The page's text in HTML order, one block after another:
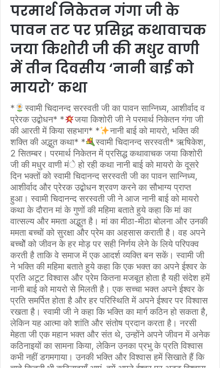
परमार्थ निकेतन गंगा जी के
पावन तट पर प्रसिद्ध कथावाचक
जया किशोरी जी की मधुर वाणी
में तीन दिवसीय ‘नानी बाई को
मायरो’ कथा
*
स्वामी चिदानन्द सरस्वती जी का पावन सान्निध्य, आशीर्वाद व
प्रेरक उद्बोधन* *
जया किशोरी जी ने परमार्थ निकेतन गंगा जी
की आरती में किया सहभाग* *
नानी बाई को मायरो, भक्ति की
शक्ति की अद्भुत कथा* *
स्वामी चिदानन्द सरस्वती* ऋषिकेश,
2 सितम्बर। परमार्थ निकेतन में प्रसिद्ध कथावाचक जया किशोरी
जी की मधुर वाणी मंे हो रही कथा नानी बाई को मायरो के दूसरे
दिन भक्तों को स्वामी चिदानन्द सरस्वती जी का पावन सान्निध्य,
आशीर्वाद और प्रेरक उद्बोधन श्रवण करने का सौभाग्य प्राप्त
हुआ। स्वामी चिदानन्द सरस्वती जी ने आज नानी बाई को मायरो
कथा के दौरान मां के गुणों की महिमा बताते हुये कहा कि मां का
वात्सल्य और ममता अद्भुत है। मां का मीठा-मीठा बोलना और उनकी
ममता बच्चों को सुरक्षा और प्रेम का अहसास कराती है। वह अपने
बच्चोेेेेें को जीवन के हर मोड़ पर सही निर्णय लेने के लिये परिपक्व
करती है ताकि वे समाज में एक आदर्श व्यक्ति बन सकें। स्वामी जी
ने भक्ति की महिमा बताते हुये कहा कि एक भक्त का अपने ईश्वर के
प्रति अटूट विश्वास और प्रेम कितना मजबूत होता है यही संदेश हमें
नानी बाई को मायरो से मिलती है। एक सच्चा भक्त अपने ईश्वर के
प्रति समर्पित होता है और हर परिस्थिति में अपने ईश्वर पर विश्वास
रखता है। स्वामी जी ने कहा कि भक्ति का मार्ग कठिन हो सकता है,
लेकिन यह आत्मा को शांति और संतोष प्रदान करता है। नरसी
मेहता जी एक महान भक्त और संत थे, उन्होंने अपने जीवन में अनेक
कठिनाइयों का सामना किया, लेकिन उनका प्रभु के प्रति विश्वास
कभी नहीं डगमगाया। उनकी भक्ति और विश्वास हमें सिखाते हैं कि